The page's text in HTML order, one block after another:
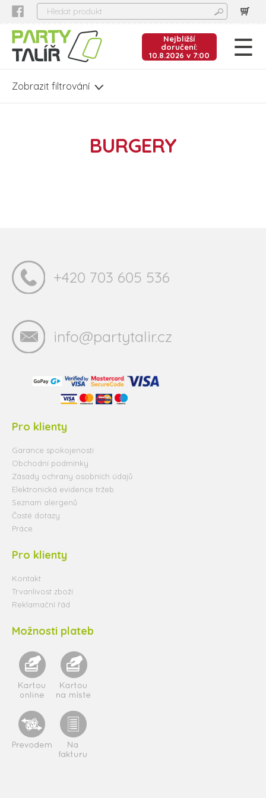
Nejbližší
doručení:
10.8.2026 v 7:00
BURGERY
+420 703 605 536
info@partytalir.cz
Pro klienty
Garance spokojenosti
Obchodní podmínky
Zásady ochrany osobních údajů
Elektronická evidence tržeb
Seznam alergenů
Časté dotazy
Práce
Pro klienty
Kontakt
Trvanlivost zboží
Reklamační řád
Možnosti plateb